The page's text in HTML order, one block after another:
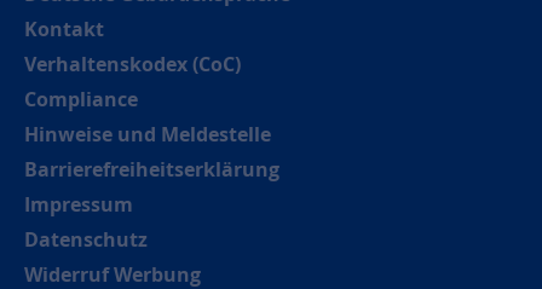
Kontakt
Verhaltenskodex (CoC)
Compliance
Hinweise und Meldestelle
Barrierefreiheitserklärung
Impressum
Datenschutz
Widerruf Werbung